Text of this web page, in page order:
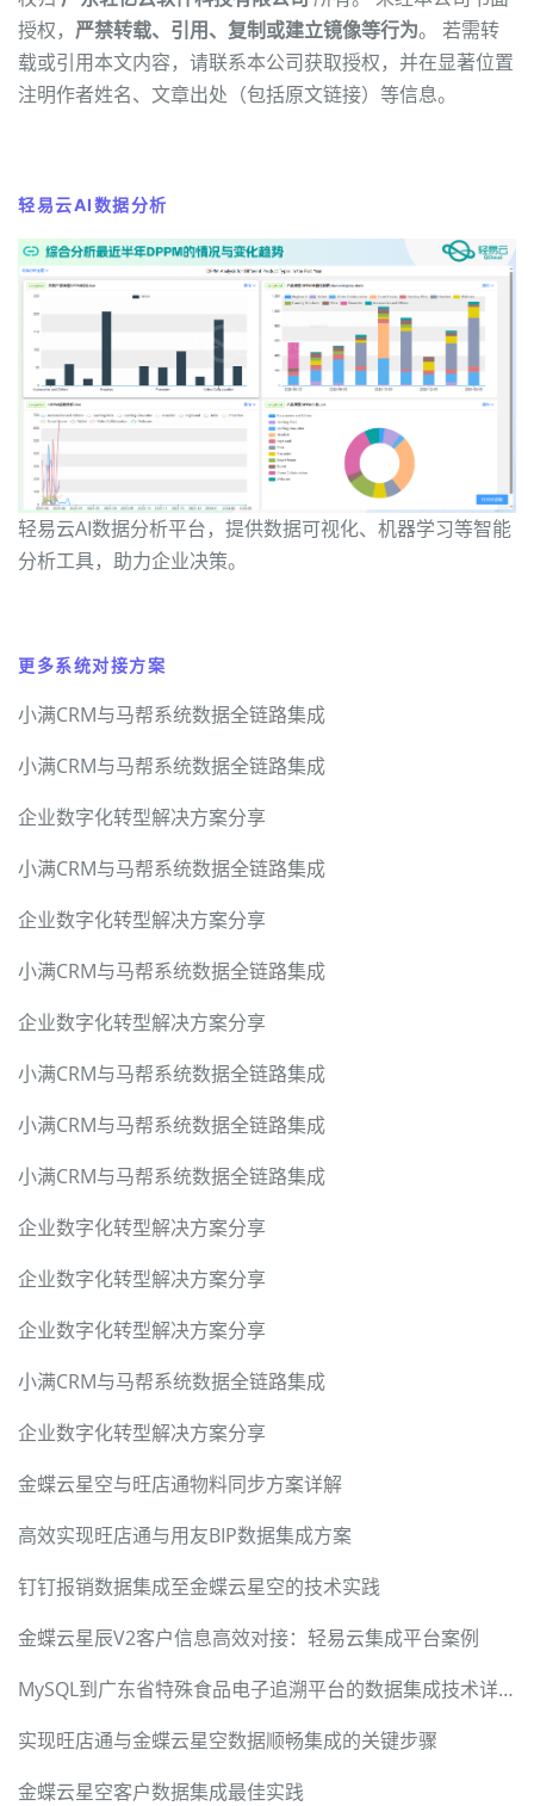
授权， 严禁转载、引用、复制或建立镜像等行为。 若需转
载或引用本文内容，请联系本公司获取授权，并在显著位置
注明作者姓名、文章出处（包括原文链接）等信息。
轻易云AI数据分析
轻易云AI数据分析平台，提供数据可视化、机器学习等智能
分析工具，助力企业决策。
更多系统对接方案
小满CRM与马帮系统数据全链路集成
小满CRM与马帮系统数据全链路集成
企业数字化转型解决方案分享
小满CRM与马帮系统数据全链路集成
企业数字化转型解决方案分享
小满CRM与马帮系统数据全链路集成
企业数字化转型解决方案分享
小满CRM与马帮系统数据全链路集成
小满CRM与马帮系统数据全链路集成
小满CRM与马帮系统数据全链路集成
企业数字化转型解决方案分享
企业数字化转型解决方案分享
企业数字化转型解决方案分享
小满CRM与马帮系统数据全链路集成
企业数字化转型解决方案分享
金蝶云星空与旺店通物料同步方案详解
高效实现旺店通与用友BIP数据集成方案
钉钉报销数据集成至金蝶云星空的技术实践
金蝶云星辰V2客户信息高效对接：轻易云集成平台案例
MySQL到广东省特殊食品电子追溯平台的数据集成技术详解
实现旺店通与金蝶云星空数据顺畅集成的关键步骤
金蝶云星空客户数据集成最佳实践